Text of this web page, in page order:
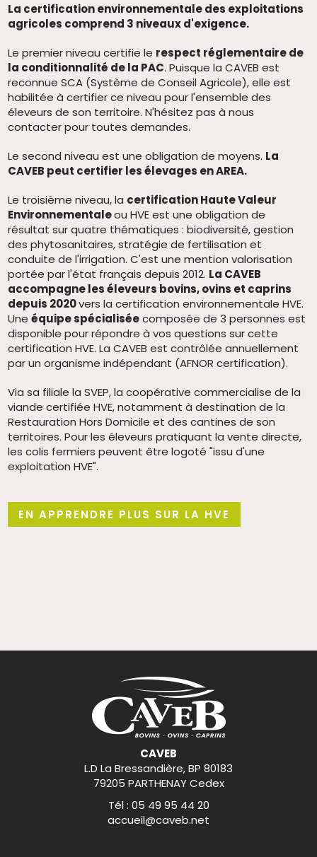
La certification environnementale des exploitations
agricoles comprend 3 niveaux d'exigence.
Le premier niveau certifie le respect réglementaire de
la conditionnalité de la PAC. Puisque la CAVEB est
reconnue SCA (Système de Conseil Agricole), elle est
habilitée à certifier ce niveau pour l'ensemble des
éleveurs de son territoire. N'hésitez pas à nous
contacter pour toutes demandes.
Le second niveau est une obligation de moyens. La
CAVEB peut certifier les élevages en AREA.
Le troisième niveau, la certification Haute Valeur
Environnementaleou HVE est une obligation de
résultat sur quatre thématiques : biodiversité, gestion
des phytosanitaires, stratégie de fertilisation et
conduite de l'irrigation. C'est une mention valorisation
portée par l'état français depuis 2012. La CAVEB
accompagne les éleveurs bovins, ovins et caprins
depuis 2020vers la certification environnementale HVE.
Uneéquipe spécialiséecomposée de 3 personnes est
disponible pour répondre à vos questions sur cette
certification HVE. La CAVEB est contrôlée annuellement
par un organisme indépendant (AFNOR certification).
Via sa filiale la SVEP, la coopérative commercialise de la
viande certifiée HVE, notamment à destination de la
Restauration Hors Domicile et des cantines de son
territoires. Pour les éleveurs pratiquant la vente directe,
les colis fermiers peuvent être logoté "issu d'une
exploitation HVE".
EN APPRENDRE PLUS SUR LA HVE
CAVEB
L.D La Bressandière, BP 80183
79205 PARTHENAY Cedex
Tél : 05 49 95 44 20
accueil@caveb.net